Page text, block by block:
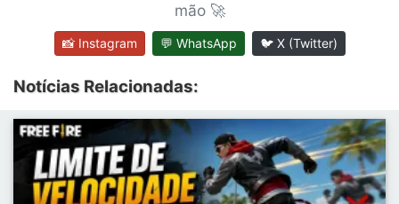
mão 🚀
📸 Instagram 💬 WhatsApp 🐦 X (Twitter)
Notícias Relacionadas: